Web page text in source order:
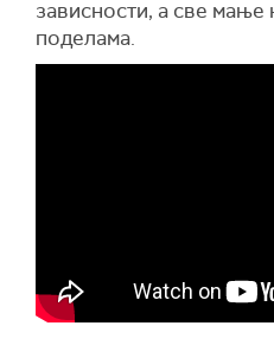
зависности, а све
поделама.